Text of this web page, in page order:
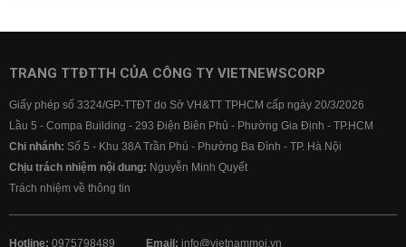
TRANG TTĐTTH CỦA CÔNG TY VIETNEWSCORP
Giấy phép số 3324/GP-TTĐT do Sở VH&TT TPHCM cấp ngày 20/3/2026
Lầu 5 - Compa Building - 293 Điện Biên Phủ - Phường Gia Định - TP.HCM
Chi nhánh: Số 5 - Khu 38A Trần Phú - Phường Ba Đình - TP. Hà Nội
Chịu trách nhiệm nội dung: Nguyễn Minh Quyết
Trách nhiệm về thông tin
Hotline: 0975798489 Email: info@vietnammoi.vn